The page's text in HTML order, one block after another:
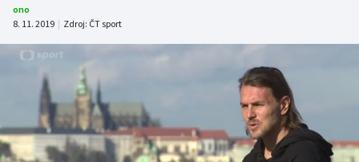
Atletika
Cyklistika
DALŠÍ SPORTY
Americký fotbal
NEPŘEHLÉDNĚTE
ono
8. 11. 2019 | Zdroj: ČT sport